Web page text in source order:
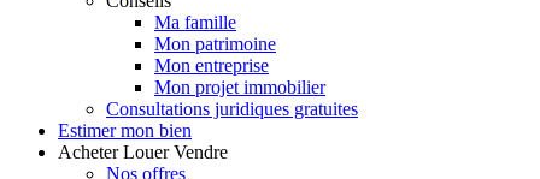
Ma famille
Mon patrimoine
Mon entreprise
Mon projet immobilier
Consultations juridiques gratuites
Estimer mon bien
Acheter Louer Vendre
Nos offres